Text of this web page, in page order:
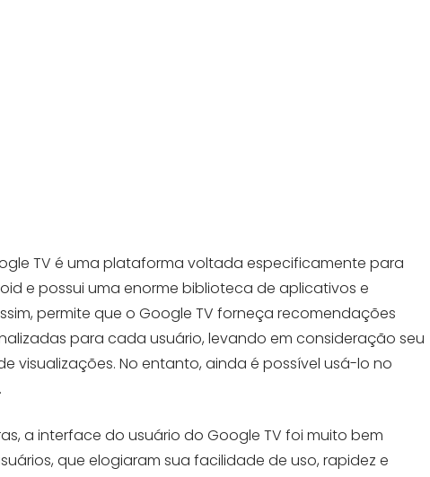
TV é uma plataforma voltada especificamente para
e possui uma enorme biblioteca de aplicativos e
permite que o Google TV forneça recomendações
para cada usuário, levando em consideração seu
visualizações. No entanto, ainda é possível usá-lo no
a interface do usuário do Google TV foi muito bem
que elogiaram sua facilidade de uso, rapidez e